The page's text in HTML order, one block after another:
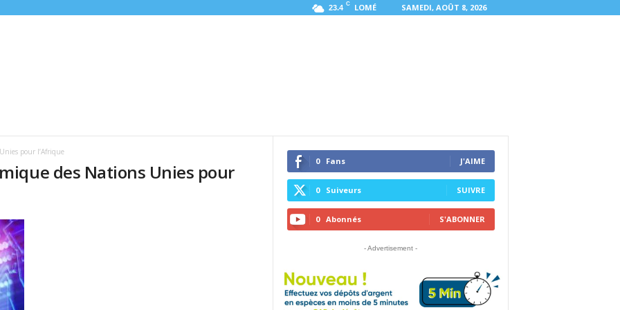
23.4 C LOMÉ SAMEDI, AOÛT 8, 2026
pour l’Afrique
des Nations Unies pour
0 Fans J'AIME
0 Suiveurs SUIVRE
0 Abonnés S'ABONNER
- Advertisement -